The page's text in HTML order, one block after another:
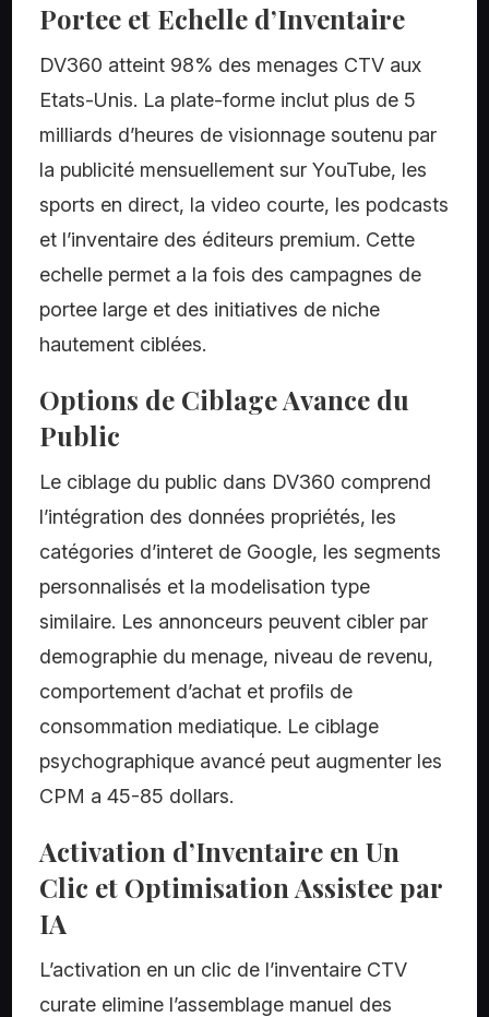
Portee et Echelle d’Inventaire
DV360 atteint 98% des menages CTV aux
Etats-Unis. La plate-forme inclut plus de 5
milliards d’heures de visionnage soutenu par
la publicité mensuellement sur YouTube, les
sports en direct, la video courte, les podcasts
et l’inventaire des éditeurs premium. Cette
echelle permet a la fois des campagnes de
portee large et des initiatives de niche
hautement ciblées.
Options de Ciblage Avance du
Public
Le ciblage du public dans DV360 comprend
l’intégration des données propriétés, les
catégories d’interet de Google, les segments
personnalisés et la modelisation type
similaire. Les annonceurs peuvent cibler par
demographie du menage, niveau de revenu,
comportement d’achat et profils de
consommation mediatique. Le ciblage
psychographique avancé peut augmenter les
CPM a 45-85 dollars.
Activation d’Inventaire en Un
Clic et Optimisation Assistee par
IA
L’activation en un clic de l’inventaire CTV
curate elimine l’assemblage manuel des